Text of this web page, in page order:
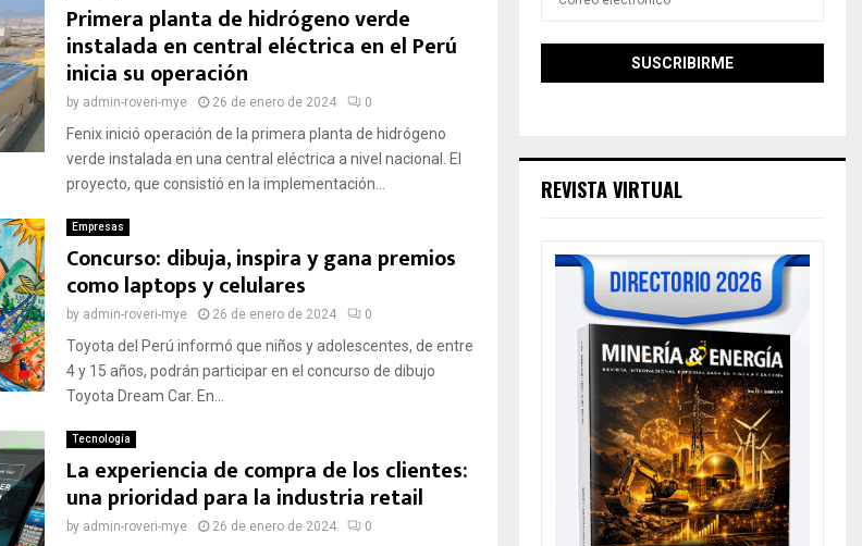
Primera planta de hidrógeno verde
instalada en central eléctrica en el Perú
inicia su operación
by admin-roveri-mye 26 de enero de 2024 0
Fenix inició operación de la primera planta de hidrógeno
verde instalada en una central eléctrica a nivel nacional. El
proyecto, que consistió en la implementación...
Empresas
Concurso: dibuja, inspira y gana premios
como laptops y celulares
by admin-roveri-mye 26 de enero de 2024 0
Toyota del Perú informó que niños y adolescentes, de entre
4 y 15 años, podrán participar en el concurso de dibujo
Toyota Dream Car. En...
Tecnología
La experiencia de compra de los clientes:
una prioridad para la industria retail
by admin-roveri-mye 26 de enero de 2024 0
REVISTA VIRTUAL